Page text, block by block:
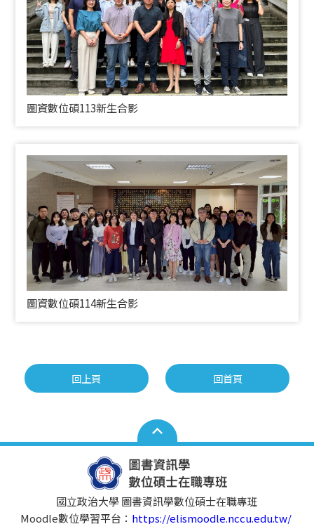
圖資數位碩113新生合影
圖資數位碩114新生合影
回上頁 回首頁
國立政治大學 圖書資訊學數位碩士在職專班
Moodle數位學習平台： https://elismoodle.nccu.edu.tw/